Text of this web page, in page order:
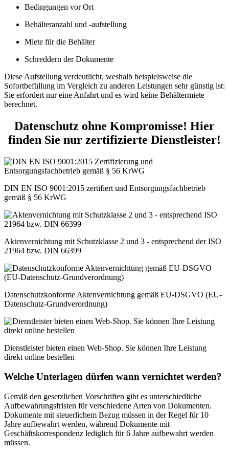
Bedingungen vor Ort
Behälteranzahl und -aufstellung
Miete für die Behälter
Schreddern der Dokumente
Diese Aufstellung verdeutlicht, weshalb beispielsweise die
Sofortbefüllung im Vergleich zu anderen Leistungen sehr günstig ist:
Sie erfordert nur eine Anfahrt und es wird keine Behältermiete
berechnet.
Datenschutz ohne Kompromisse! Hier
finden Sie nur zertifizierte Dienstleister!
DIN EN ISO 9001:2015 zertifiert und Entsorgungsfachbetrieb
gemäß § 56 KrWG
Aktenvernichtung mit Schutzklasse 2 und 3 - entsprechend der ISO
21964 bzw. DIN 66399
Datenschutzkonforme Aktenvernichtung gemäß EU-DSGVO (EU-
Datenschutz-Grundverordnung)
Dienstleister bieten einen Web-Shop. Sie können Ihre Leistung
direkt online bestellen
Welche Unterlagen dürfen wann vernichtet werden?
Gemäß den gesetzlichen Vorschriften gibt es unterschiedliche
Aufbewahrungsfristen für verschiedene Arten von Dokumenten.
Dokumente mit steuerlichem Bezug müssen in der Regel für 10
Jahre aufbewahrt werden, während Dokumente mit
Geschäftskorrespondenz lediglich für 6 Jahre aufbewahrt werden
müssen.